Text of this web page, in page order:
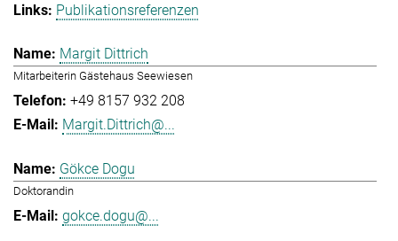
Publikationsreferenzen
Margit Dittrich
Mitarbeiterin Gästehaus Seewiesen
+49 8157 932 208
Margit.Dittrich@...
Gökce Dogu
Doktorandin
gokce.dogu@...